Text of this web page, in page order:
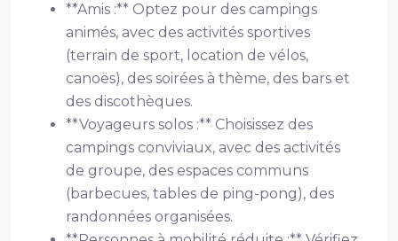
**Amis :** Optez pour des campings
animés, avec des activités sportives
(terrain de sport, location de vélos,
canoës), des soirées à thème, des bars et
des discothèques.
**Voyageurs solos :** Choisissez des
campings conviviaux, avec des activités
de groupe, des espaces communs
(barbecues, tables de ping-pong), des
randonnées organisées.